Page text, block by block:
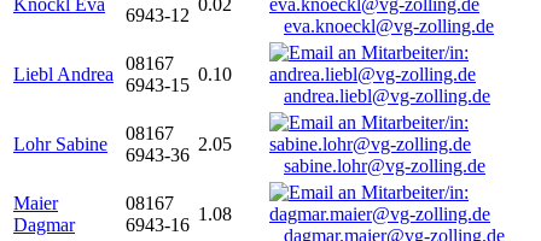
Knöckl Eva
6943-12
0.02
eva.knoeckl@vg-zolling.de
Liebl Andrea
08167
6943-15
0.10
andrea.liebl@vg-zolling.de
Lohr Sabine
08167
6943-36
2.05
sabine.lohr@vg-zolling.de
Maier
Dagmar
08167
6943-16
1.08
dagmar.maier@vg-zolling.de